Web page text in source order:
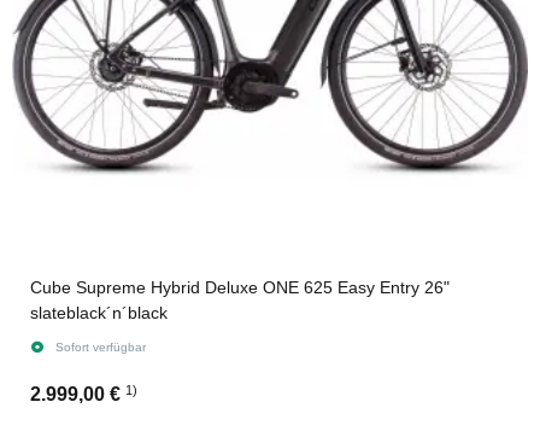
Cube Supreme Hybrid Deluxe ONE 625 Easy Entry 26"
slateblack´n´black
Sofort verfügbar
2.999,00 € 1)